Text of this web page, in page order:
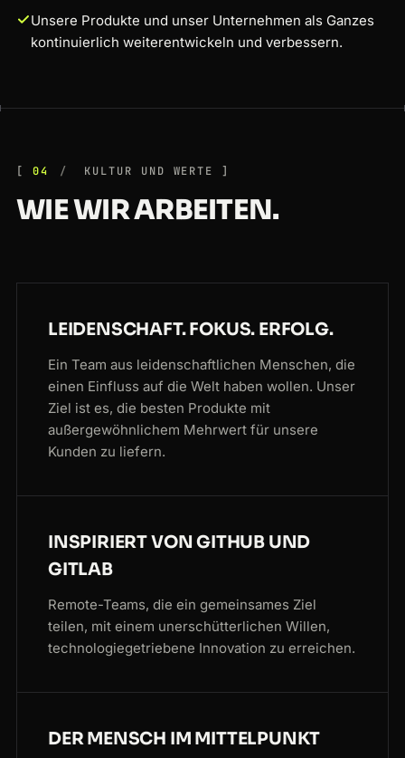
Unsere Produkte und unser Unternehmen als Ganzes
kontinuierlich weiterentwickeln und verbessern.
04 KULTUR UND WERTE
WIE WIR ARBEITEN.
LEIDENSCHAFT. FOKUS. ERFOLG.
Ein Team aus leidenschaftlichen Menschen, die
einen Einfluss auf die Welt haben wollen. Unser
Ziel ist es, die besten Produkte mit
außergewöhnlichem Mehrwert für unsere
Kunden zu liefern.
INSPIRIERT VON GITHUB UND
GITLAB
Remote-Teams, die ein gemeinsames Ziel
teilen, mit einem unerschütterlichen Willen,
technologiegetriebene Innovation zu erreichen.
DER MENSCH IM MITTELPUNKT